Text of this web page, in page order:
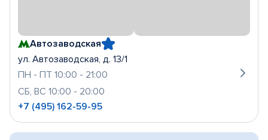
Автозаводская
ул. Автозаводская, д. 13/1
ПН - ПТ 10:00 - 21:00
СБ, ВС 10:00 - 20:00
+7 (495) 162-59-95